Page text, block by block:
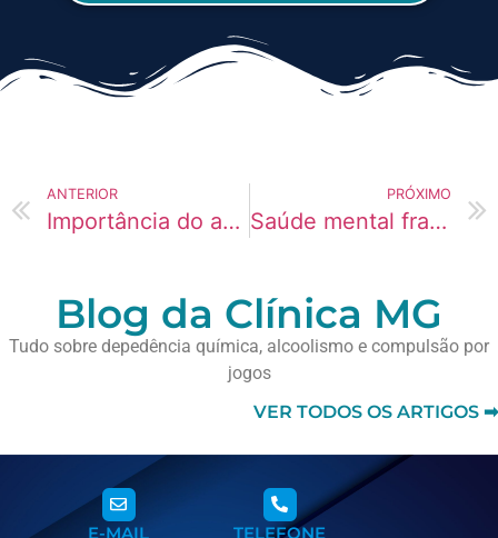
ANTERIOR
Importância do acompanhamento contínuo
PRÓXIMO
Saúde mental fragilizada e risco de dependência química
Blog da Clínica MG
Tudo sobre depedência química, alcoolismo e compulsão por
jogos
VER TODOS OS ARTIGOS ➡
E-MAIL TELEFONE